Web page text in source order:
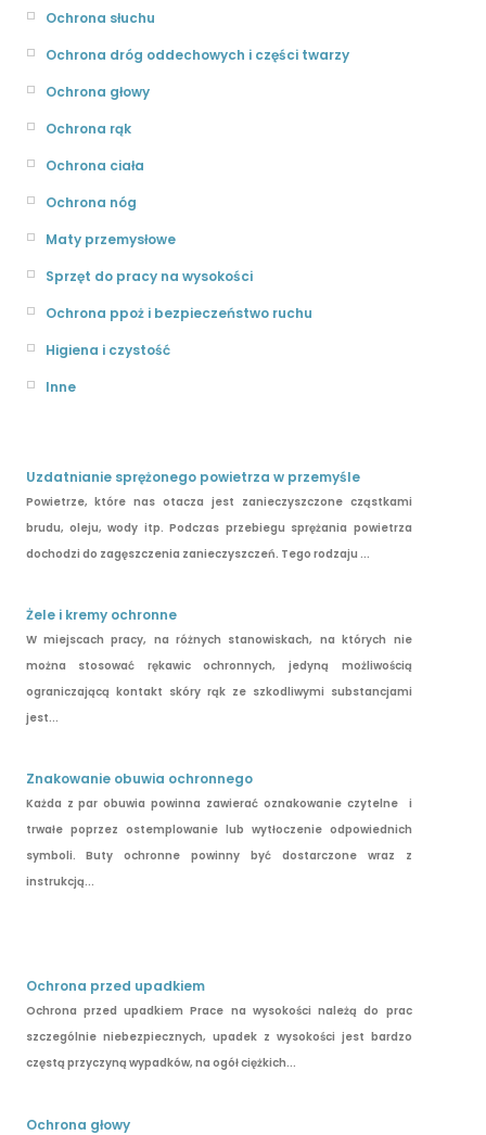
Ochrona słuchu
Ochrona dróg oddechowych i części twarzy
Ochrona głowy
Ochrona rąk
Ochrona ciała
Ochrona nóg
Maty przemysłowe
Sprzęt do pracy na wysokości
Ochrona ppoż i bezpieczeństwo ruchu
Higiena i czystość
Inne
Uzdatnianie sprężonego powietrza w przemyśle
Powietrze, które nas otacza jest zanieczyszczone cząstkami
brudu, oleju, wody itp. Podczas przebiegu sprężania powietrza
dochodzi do zagęszczenia zanieczyszczeń. Tego rodzaju ...
Żele i kremy ochronne
W miejscach pracy, na różnych stanowiskach, na których nie
można stosować rękawic ochronnych, jedyną możliwością
ograniczającą kontakt skóry rąk ze szkodliwymi substancjami
jest...
Znakowanie obuwia ochronnego
Każda z par obuwia powinna zawierać oznakowanie czytelne i
trwałe poprzez ostemplowanie lub wytłoczenie odpowiednich
symboli. Buty ochronne powinny być dostarczone wraz z
instrukcją...
Ochrona przed upadkiem
Ochrona przed upadkiem Prace na wysokości należą do prac
szczególnie niebezpiecznych, upadek z wysokości jest bardzo
częstą przyczyną wypadków, na ogół ciężkich...
Ochrona głowy